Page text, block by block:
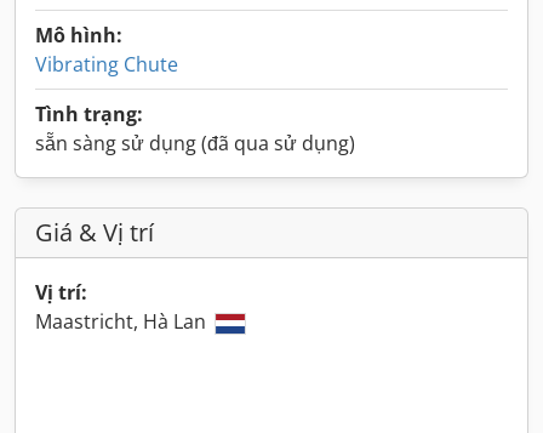
Mô hình:
Vibrating Chute
Tình trạng:
sẵn sàng sử dụng (đã qua sử dụng)
Giá & Vị trí
Vị trí:
Maastricht, Hà Lan